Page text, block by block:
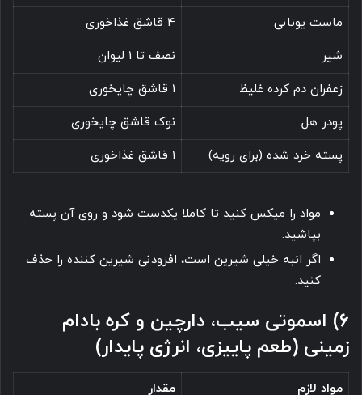
ماست یونانی
4 قاشق غذاخوری
شیر
نصف تا 1 لیوان
زعفران دم کرده غلیظ
1 قاشق چایخوری
پودر هل
نوک قاشق چایخوری
پسته خرد شده (برای رویه)
1 قاشق غذاخوری
مواد را میکس کنید تا کاملا یکدست شود و روی آن پسته
بپاشید.
اگر انبه خیلی شیرین است، افزودنی شیرین کننده را حذف
کنید.
6) اسموتی سیب، دارچین و کره بادام
زمینی (طعم پاییزی، انرژی پایدار)
مواد لازم مقدار